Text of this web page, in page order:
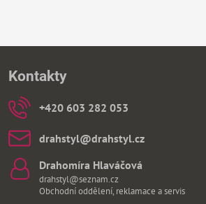
Kontakty
+420 603 282 053
drahstyl​@drahstyl​.cz
Drahomíra Hlaváčová
drahstyl@seznam.cz
Obchodní oddělení, reklamace a servis